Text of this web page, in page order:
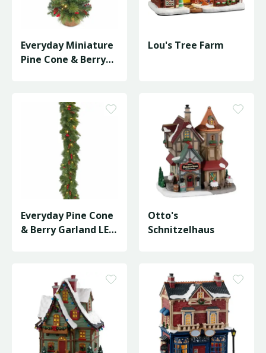
Everyday Miniature
Pine Cone & Berry
Lou's Tree Farm
Everyday Pine Cone
& Berry Garland LED
Otto's
Schnitzelhaus